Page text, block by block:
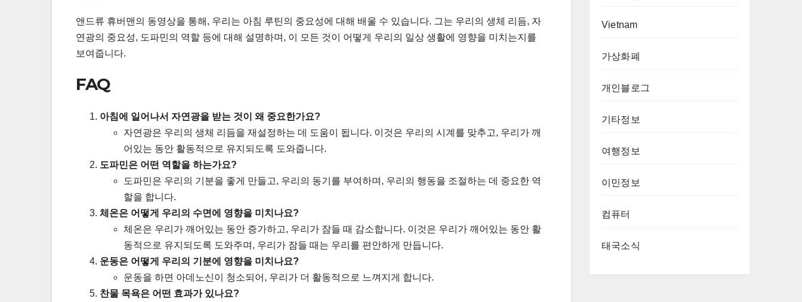
앤드류 휴버맨의 동영상을 통해, 우리는 아침 루틴의 중요성에 대해 배울 수 있습니다. 그는 우리의 생체 리듬, 자
연광의 중요성, 도파민의 역할 등에 대해 설명하며, 이 모든 것이 어떻게 우리의 일상 생활에 영향을 미치는지를
보여줍니다.
FAQ
아침에 일어나서 자연광을 받는 것이 왜 중요한가요?
자연광은 우리의 생체 리듬을 재설정하는 데 도움이 됩니다. 이것은 우리의 시계를 맞추고, 우리가 깨
어있는 동안 활동적으로 유지되도록 도와줍니다.
도파민은 어떤 역할을 하는가요?
도파민은 우리의 기분을 좋게 만들고, 우리의 동기를 부여하며, 우리의 행동을 조절하는 데 중요한 역
할을 합니다.
체온은 어떻게 우리의 수면에 영향을 미치나요?
체온은 우리가 깨어있는 동안 증가하고, 우리가 잠들 때 감소합니다. 이것은 우리가 깨어있는 동안 활
동적으로 유지되도록 도와주며, 우리가 잠들 때는 우리를 편안하게 만듭니다.
운동은 어떻게 우리의 기분에 영향을 미치나요?
운동을 하면 아데노신이 청소되어, 우리가 더 활동적으로 느껴지게 합니다.
찬물 목욕은 어떤 효과가 있나요?
Vietnam
가상화폐
개인블로그
기타정보
여행정보
이민정보
컴퓨터
태국소식